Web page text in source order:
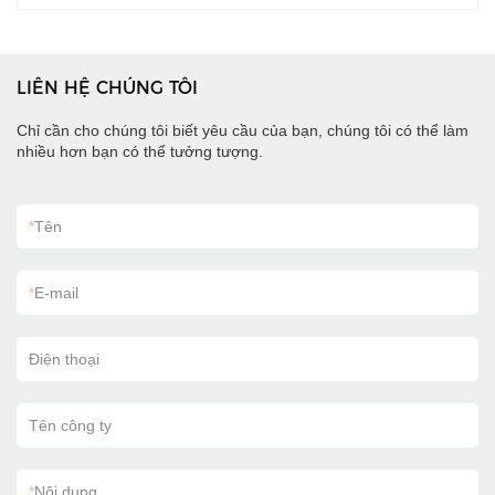
LIÊN HỆ CHÚNG TÔI
Chỉ cần cho chúng tôi biết yêu cầu của bạn, chúng tôi có thể làm
nhiều hơn bạn có thể tưởng tượng.
*Tên
*E-mail
Điện thoại
Tên công ty